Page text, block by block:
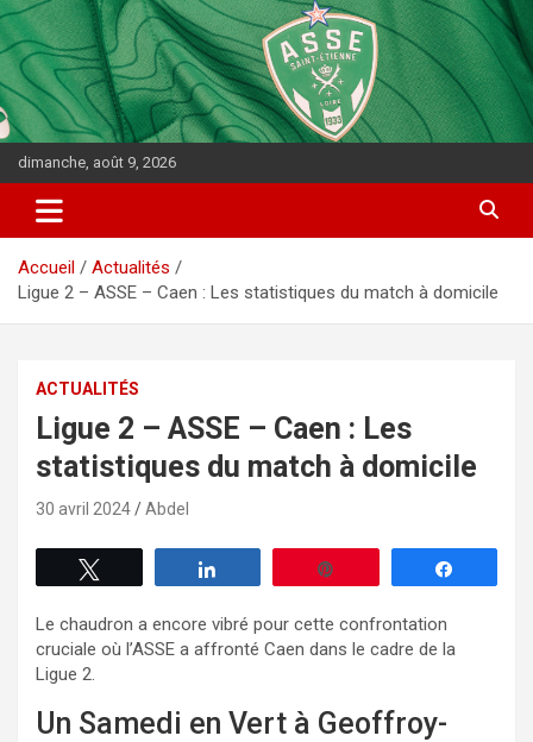
dimanche, août 9, 2026
Accueil
Actualités
Ligue 2 – ASSE – Caen : Les statistiques du match à domicile
ACTUALITÉS
Ligue 2 – ASSE – Caen : Les
statistiques du match à domicile
30 avril 2024 Abdel
Le chaudron a encore vibré pour cette confrontation
cruciale où l’ASSE a affronté Caen dans le cadre de la
Ligue 2.
Un Samedi en Vert à Geoffroy-